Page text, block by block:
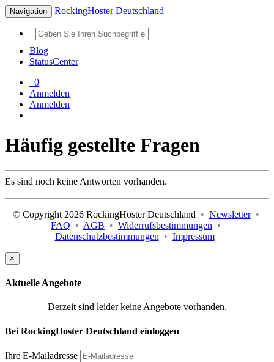
Navigation RockingHoster Deutschland
Blog
StatusCenter
0
Anmelden
Anmelden
Häufig gestellte Fragen
Es sind noch keine Antworten vorhanden.
© Copyright 2026 RockingHoster Deutschland • Newsletter •
FAQ • AGB • Widerrufsbestimmungen •
Datenschutzbestimmungen • Impressum
×
Aktuelle Angebote
Derzeit sind leider keine Angebote vorhanden.
Bei RockingHoster Deutschland einloggen
Ihre E-Mailadresse